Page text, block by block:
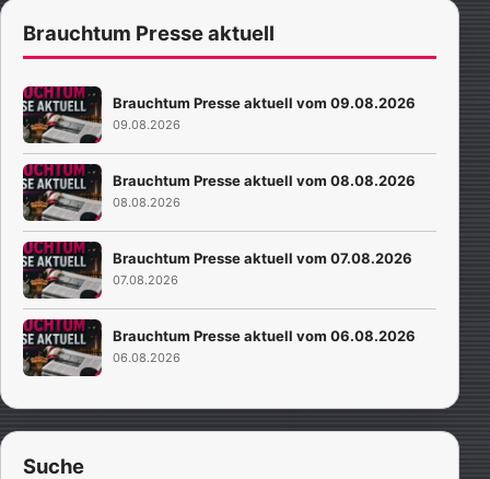
Brauchtum Presse aktuell
Brauchtum Presse aktuell vom 09.08.2026
09.08.2026
Brauchtum Presse aktuell vom 08.08.2026
08.08.2026
Brauchtum Presse aktuell vom 07.08.2026
07.08.2026
Brauchtum Presse aktuell vom 06.08.2026
06.08.2026
Suche